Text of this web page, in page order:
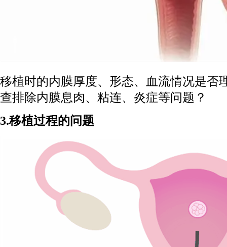
移植时的内膜厚度、形态、血流情况是否
查排除内膜息肉、粘连、炎症等问题？
3.移植过程的问题